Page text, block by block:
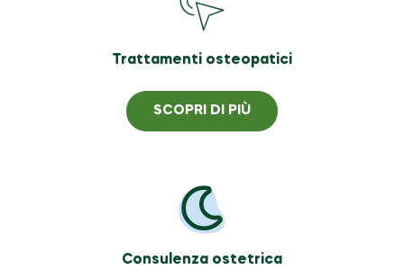
Trattamenti osteopatici
SCOPRI DI PIÙ
Consulenza ostetrica